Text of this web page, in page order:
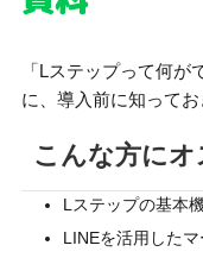
「Lステップって何
に、導入前に知って
こんな方にオ
Lステップの基本
LINEを活用した